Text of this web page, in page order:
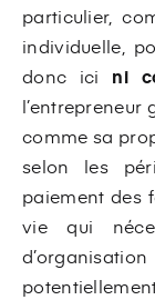
particulier,
individuelle,
donc ici ni
l’entrepreneur
comme sa
selon les
paiement des
vie qui